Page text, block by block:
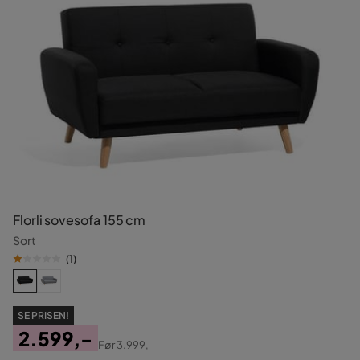
Florli sovesofa 155 cm
Sort
(1)
SE PRISEN!
2.599,-
Før3.999,-